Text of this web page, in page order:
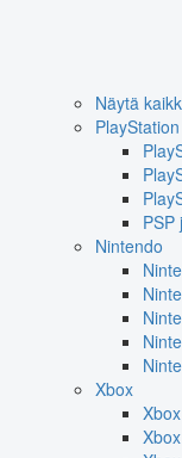
Näytä
PlayStation
PSP
Nintendo
Xbox